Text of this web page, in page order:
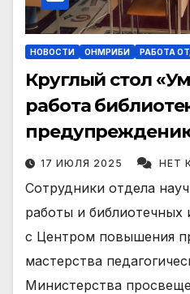
НОВОСТИ ОНМРИБИ РАБОТА
Круглый стол
работа
17 ИЮЛЯ 2025 НЕТ
Сотрудники отдела
работы и
с Центром повышения
мастерства
Министерства